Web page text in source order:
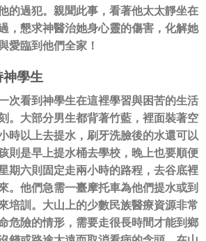
的過犯。親聞此事，看著他太太靜坐在
，懇求神醫治她身心靈的傷害，化解她
愛臨到他們全家！
學生
次看到神學生在這裡學習與困苦的生活
。大部分男生都背著竹藍，裡面裝著空
時以上去提水，刷牙洗臉後的水還可以
則是早上提水桶去學校，晚上也要順便
期六則固定走兩小時的路程，去谷底裡
。他們急需一臺摩托車為他們提水或到
培訓。大山上的少數民族醫療資源非常
危險的情形，需要走很長時間才能到鄉